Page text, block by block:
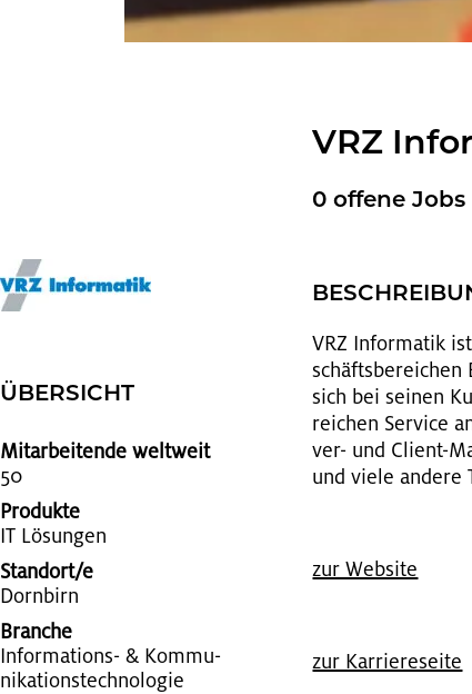
VRZ
0 of­fe­ne Jobs
VRZ In­for­ma­tik
schäfts­be­rei­chen
sich bei sei­nen
rei­chen Ser­vice
ver- und Cli­ent-
und viele an­de­re
zur Web­site
zur Kar­rie­re­sei­te
ÜBER­SICHT
Mitarbeitende weltweit
50
Produkte
IT Lö­sun­gen
Standort/e
Dorn­birn
Branche
In­for­ma­ti­ons- & Kom­mu­
ni­ka­ti­ons­tech­no­lo­gie